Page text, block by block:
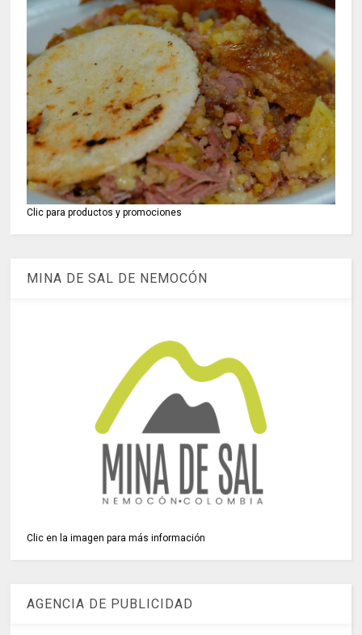
Clic para productos y promociones
MINA DE SAL DE NEMOCÓN
Clic en la imagen para más información
AGENCIA DE PUBLICIDAD